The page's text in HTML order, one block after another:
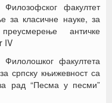
факултет
за класичне науке, за
античке
IV
факултета
српску књижевност са
рад “Песма у песми”